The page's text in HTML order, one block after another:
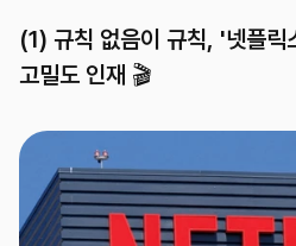
(1) 규칙 없음이 규칙, '넷플
고밀도 인재 🎬